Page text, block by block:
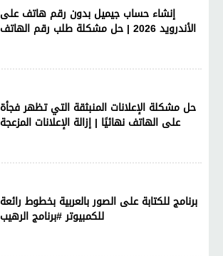
إنشاء حساب جيميل بدون رقم هاتف على
الأندرويد 2026 | حل مشكلة طلب رقم الهاتف
حل مشكلة الإعلانات المنبثقة التي تظهر فجأة
على الهاتف نهائيًا | إزالة الإعلانات المزعجة
برنامج للكتابة على الصور بالعربية بخطوط رائعة
للكمبيوتر #برنامج الرهيب